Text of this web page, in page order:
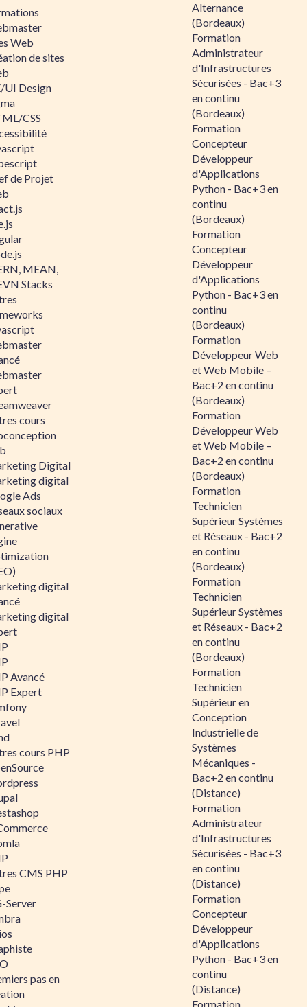
Web
de sites
UI Design
CSS
de Projet
MEAN,
Stacks
cours
Digital
digital
Ads
sociaux
digital
digital
Avancé
Expert
cours PHP
CMS PHP
Server
pas en
Alternance
(Bordeaux)
Formation
Administrateur
d'Infrastructures
Sécurisées - Bac+3
en continu
(Bordeaux)
Formation
Concepteur
Développeur
d'Applications
Python - Bac+3 en
continu
(Bordeaux)
Formation
Concepteur
Développeur
d'Applications
Python - Bac+3 en
continu
(Bordeaux)
Formation
Développeur Web
et Web Mobile –
Bac+2 en continu
(Bordeaux)
Formation
Développeur Web
et Web Mobile –
Bac+2 en continu
(Bordeaux)
Formation
Technicien
Supérieur Systèmes
et Réseaux - Bac+2
en continu
(Bordeaux)
Formation
Technicien
Supérieur Systèmes
et Réseaux - Bac+2
en continu
(Bordeaux)
Formation
Technicien
Supérieur en
Conception
Industrielle de
Systèmes
Mécaniques -
Bac+2 en continu
(Distance)
Formation
Administrateur
d'Infrastructures
Sécurisées - Bac+3
en continu
(Distance)
Formation
Concepteur
Développeur
d'Applications
Python - Bac+3 en
continu
(Distance)
Formation